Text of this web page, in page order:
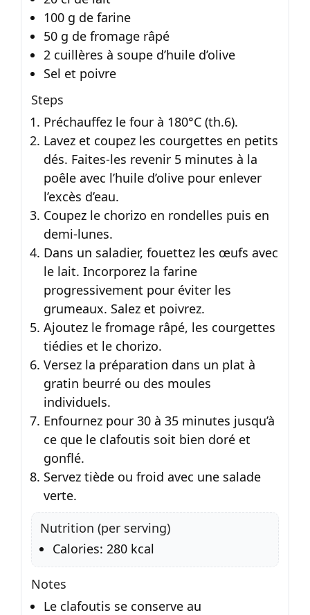
100 g de farine
50 g de fromage râpé
2 cuillères à soupe d’huile d’olive
Sel et poivre
Steps
Préchauffez le four à 180°C (th.6).
Lavez et coupez les courgettes en petits
dés. Faites-les revenir 5 minutes à la
poêle avec l’huile d’olive pour enlever
l’excès d’eau.
Coupez le chorizo en rondelles puis en
demi-lunes.
Dans un saladier, fouettez les œufs avec
le lait. Incorporez la farine
progressivement pour éviter les
grumeaux. Salez et poivrez.
Ajoutez le fromage râpé, les courgettes
tiédies et le chorizo.
Versez la préparation dans un plat à
gratin beurré ou des moules
individuels.
Enfournez pour 30 à 35 minutes jusqu’à
ce que le clafoutis soit bien doré et
gonflé.
Servez tiède ou froid avec une salade
verte.
Nutrition (per serving)
Calories: 280 kcal
Notes
Le clafoutis se conserve au